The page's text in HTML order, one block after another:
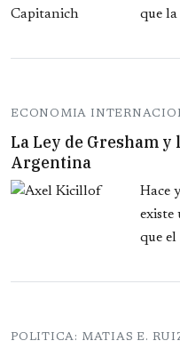
que la
ECONOMIA
La Ley de Gresham y
Argentina
Hace
existe
que
POLITICA: MATIAS E.